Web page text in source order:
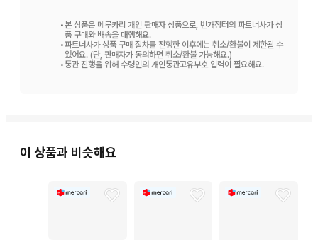
•본 상품은 메루카리 개인 판매자 상품으로, 번개장터의 파트너사가 상
품 구매와 배송을 대행해요.
•파트너사가 상품 구매 절차를 진행한 이후에는 취소/환불이 제한될 수
있어요. (단, 판매자가 동의하면 취소/환불 가능해요.)
•통관 진행을 위해 수령인의 개인통관고유부호 입력이 필요해요.
이 상품과 비슷해요